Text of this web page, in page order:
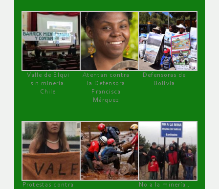
Valle de Elqui
sin minería.
Chile
Atentan contra
la Defensora
Francisca
Márquez
Defensoras de
Bolivia
Protestas contra
No a la minería ,